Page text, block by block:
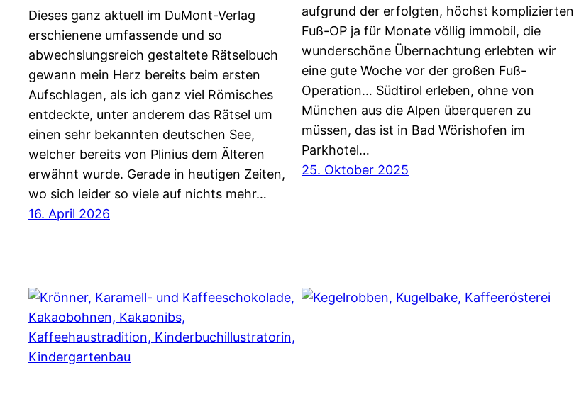
Dieses ganz aktuell im DuMont-Verlag
erschienene umfassende und so
abwechslungsreich gestaltete Rätselbuch
gewann mein Herz bereits beim ersten
Aufschlagen, als ich ganz viel Römisches
entdeckte, unter anderem das Rätsel um
einen sehr bekannten deutschen See,
welcher bereits von Plinius dem Älteren
erwähnt wurde. Gerade in heutigen Zeiten,
wo sich leider so viele auf nichts mehr…
16. April 2026
aufgrund der erfolgten, höchst komplizierten
Fuß-OP ja für Monate völlig immobil, die
wunderschöne Übernachtung erlebten wir
eine gute Woche vor der großen Fuß-
Operation… Südtirol erleben, ohne von
München aus die Alpen überqueren zu
müssen, das ist in Bad Wörishofen im
Parkhotel…
25. Oktober 2025